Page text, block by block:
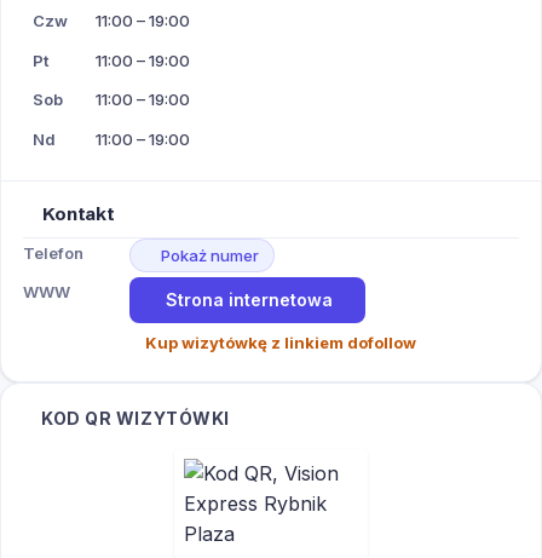
Czw 11:00 – 19:00
Pt 11:00 – 19:00
Sob 11:00 – 19:00
Nd 11:00 – 19:00
Kontakt
Telefon
Pokaż numer
WWW
Strona internetowa
Kup wizytówkę z linkiem dofollow
KOD QR WIZYTÓWKI